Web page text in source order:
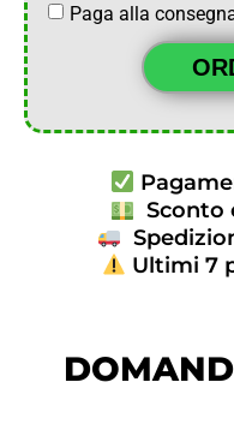
Paga alla
Sconto
Ultimi 7